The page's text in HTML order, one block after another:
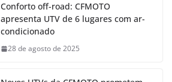
Conforto off-road: CFMOTO
apresenta UTV de 6 lugares com ar-
condicionado
28 de agosto de 2025